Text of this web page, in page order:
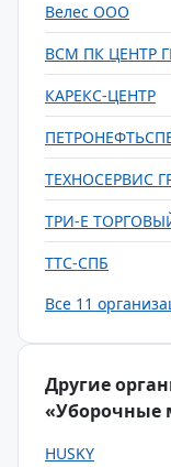
Велес ООО
ВСМ ПК ЦЕНТР
КАРЕКС-ЦЕНТР
ТЕХНОСЕРВИС
ТРИ-Е
ТТС-СПБ
Все 11
Другие
«Уборочные
HUSKY